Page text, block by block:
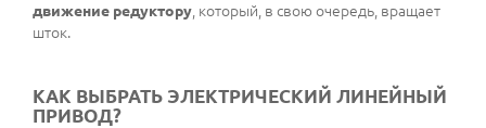
движение редуктору, который, в свою очередь, вращает
шток.
КАК ВЫБРАТЬ ЭЛЕКТРИЧЕСКИЙ ЛИНЕЙНЫЙ
ПРИВОД?